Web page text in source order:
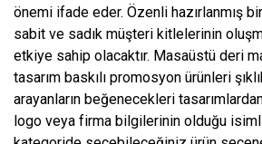
önemi ifade eder. Özenli hazırlanmış
sabit ve sadık müşteri kitlelerinin
etkiye sahip olacaktır. Masaüstü deri
tasarım baskılı promosyon ürünleri
arayanların beğenecekleri
logo veya firma bilgilerinin olduğu